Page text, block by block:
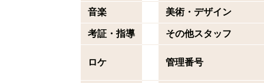
音楽 美術・デザイン
考証・指導 その他スタッフ
ロケ 管理番号